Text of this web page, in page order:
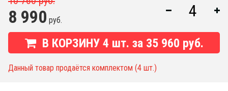
8 990 руб.
В КОРЗИНУ 4 шт. за 35 960 руб.
Данный товар продаётся комплектом (4 шт.)